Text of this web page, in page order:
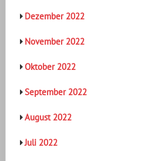
Dezember 2022
November 2022
Oktober 2022
September 2022
August 2022
Juli 2022